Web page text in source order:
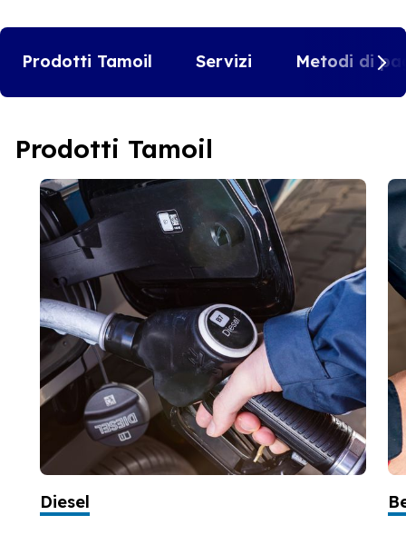
Prodotti Tamoil Servizi Metodi di
Prodotti Tamoil
Diesel